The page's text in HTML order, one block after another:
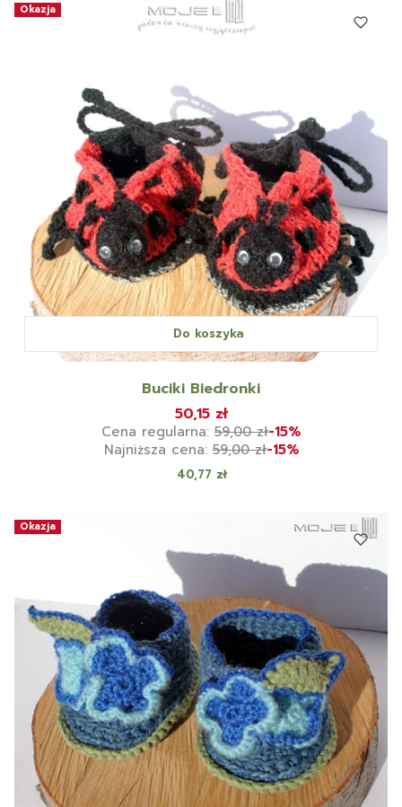
Okazja
Do koszyka
Buciki Biedronki
50,15 zł
Cena regularna: 59,00 zł-15%
Najniższa cena: 59,00 zł-15%
Cena
40,77 zł
Okazja